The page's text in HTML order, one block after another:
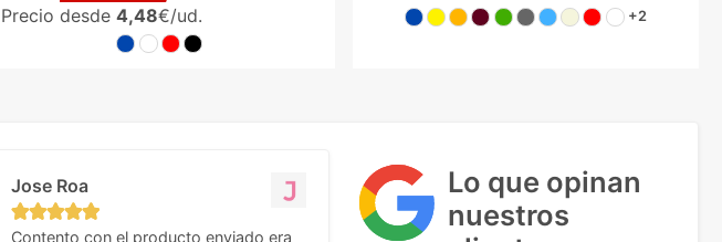
Precio desde 4,48€/ud. +2
Lo que opinan
nuestros
Jose Roa
Contento con el producto enviado era